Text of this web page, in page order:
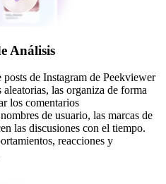
Análisis
de Instagram de Peekviewer
aleatorias, las organiza de forma
los comentarios
de usuario, las marcas de
las discusiones con el tiempo.
reacciones y